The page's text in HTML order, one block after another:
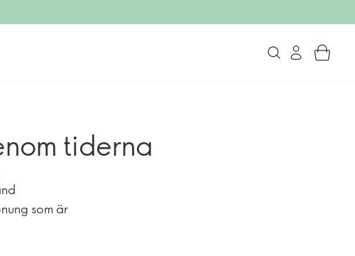
tiderna
som är